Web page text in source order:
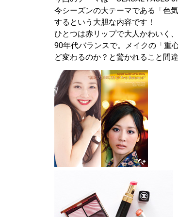
今シーズンの大テーマである「色
するという大胆な内容です！
ひとつは赤リップで大人かわいく
90年代バランスで。メイクの「重
ど変わるのか？と驚かれること間